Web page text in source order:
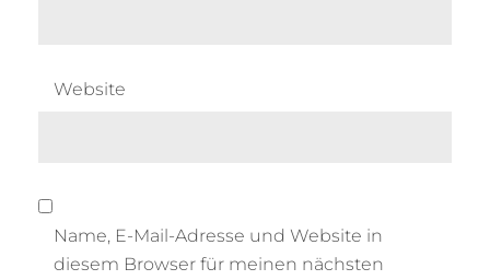
Website
Name, E-Mail-Adresse und Website in
diesem Browser für meinen nächsten